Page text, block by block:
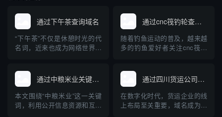
通过下午茶查询域名
“下午茶”不仅是休憩时光的代
名词，近来也成为网络世界中
营企业的朋友来说，快速、准
确地查询域名及其关联信息是
一项十分重要的任务。本文将
对“下午茶”域名查询工具的原
通过cnc筏钓轮查询域名
随着钓鱼运动的普及，越来越
多的钓鱼爱好者关注cnc筏钓
牌的域名注册及查询成为大家
关心的问题。本文将从“cnc筏
钓轮”出发，介绍如何查询相关
域名，并普及域名查询的基础
通过中粮米业关键词查询到的域名
本文围绕“中粮米业”这一关键
词，利用公开信息资源和互联
通过四川货运公司查询域名
在数字化时代，货运企业的线
上布局至关重要，域名成为企